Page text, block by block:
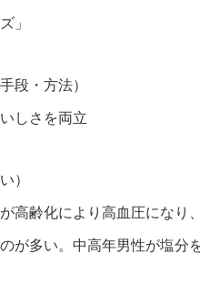
」
段・方法）
しさを両立
）
高齢化により高血圧になり
が多い。中高年男性が塩分